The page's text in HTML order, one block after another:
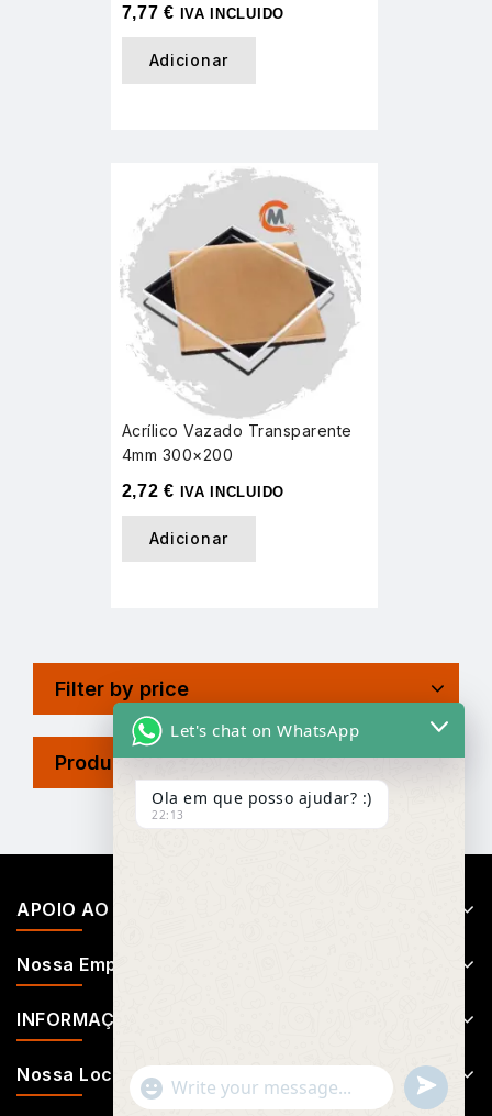
7,77€ IVA INCLUIDO
Adicionar
Acrílico Vazado Transparente
4mm 300×200
2,72€ IVA INCLUIDO
Adicionar
Filter by price
Product Tags
APOIO AO CLIENTE
Nossa Empresa
INFORMAÇÕES
Nossa Localização
Let's chat on WhatsApp
Ola em que posso ajudar? :)
22:13
"+chaty_settings.lang.emoji_picker+"
WhatsApp